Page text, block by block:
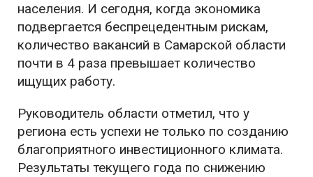
населения. И сегодня, когда экономика
подвергается беспрецедентным рискам,
количество вакансий в Самарской области
почти в 4 раза превышает количество
ищущих работу.
Руководитель области отметил, что у
региона есть успехи не только по созданию
благоприятного инвестиционного климата.
Результаты текущего года по снижению